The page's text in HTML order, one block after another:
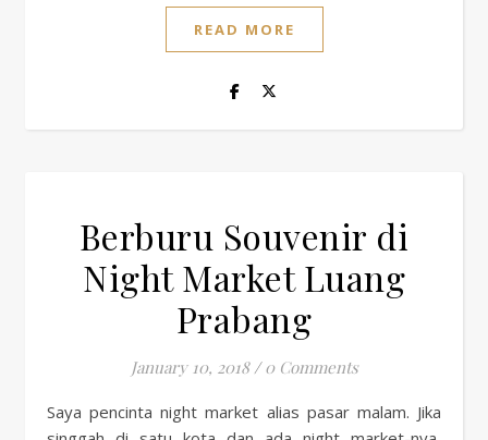
READ MORE
Berburu Souvenir di
Night Market Luang
Prabang
January 10, 2018 / 0 Comments
Saya pencinta night market alias pasar malam. Jika